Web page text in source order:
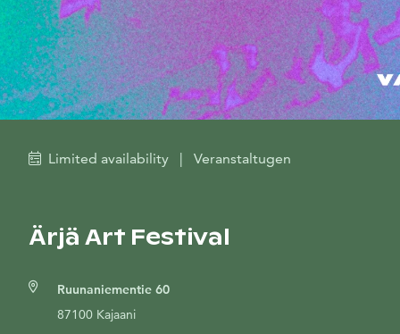
Limited availability | Veranstaltugen
Ärjä Art Festival
Ruunaniementie 60
87100 Kajaani